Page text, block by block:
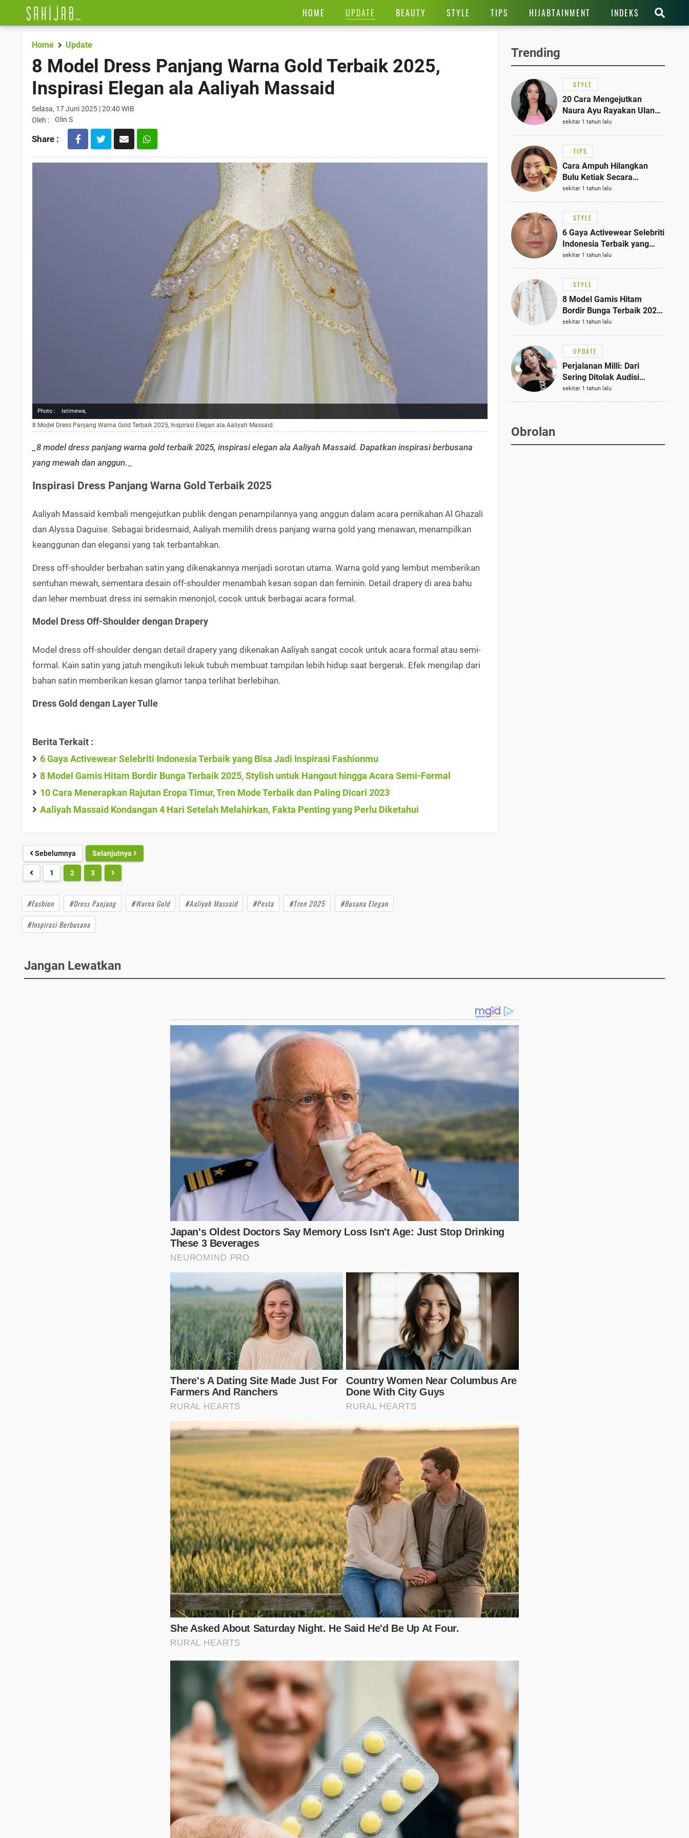
HOME UPDATE BEAUTY STYLE TIPS HIJABTAINMENT INDEKS
Home Update
8 Model Dress Panjang Warna Gold Terbaik 2025,
Inspirasi Elegan ala Aaliyah Massaid
Selasa, 17 Juni 2025 | 20:40 WIB
Oleh :
Olin S
Share :
Photo : Istimewa,
8 Model Dress Panjang Warna Gold Terbaik 2025, Inspirasi Elegan ala Aaliyah Massaid
_8 model dress panjang warna gold terbaik 2025, inspirasi elegan ala Aaliyah Massaid. Dapatkan inspirasi berbusana
yang mewah dan anggun.
Inspirasi Dress Panjang Warna Gold Terbaik 2025
Aaliyah Massaid kembali mengejutkan publik dengan penampilannya yang anggun dalam acara pernikahan Al Ghazali
dan Alyssa Daguise. Sebagai bridesmaid, Aaliyah memilih dress panjang warna gold yang menawan, menampilkan
keanggunan dan elegansi yang tak terbantahkan.
Dress off-shoulder berbahan satin yang dikenakannya menjadi sorotan utama. Warna gold yang lembut memberikan
sentuhan mewah, sementara desain off-shoulder menambah kesan sopan dan feminin. Detail drapery di area bahu
dan leher membuat dress ini semakin menonjol, cocok untuk berbagai acara formal.
Model Dress Off-Shoulder dengan Drapery
Model dress off-shoulder dengan detail drapery yang dikenakan Aaliyah sangat cocok untuk acara formal atau semi-
formal. Kain satin yang jatuh mengikuti lekuk tubuh membuat tampilan lebih hidup saat bergerak. Efek mengilap dari
bahan satin memberikan kesan glamor tanpa terlihat berlebihan.
Dress Gold dengan Layer Tulle
Berita Terkait :
6 Gaya Activewear Selebriti Indonesia Terbaik yang Bisa Jadi Inspirasi Fashionmu
8 Model Gamis Hitam Bordir Bunga Terbaik 2025, Stylish untuk Hangout hingga Acara Semi-Formal
10 Cara Menerapkan Rajutan Eropa Timur, Tren Mode Terbaik dan Paling Dicari 2023
Aaliyah Massaid Kondangan 4 Hari Setelah Melahirkan, Fakta Penting yang Perlu Diketahui
Sebelumnya Selanjutnya
1 2 3
#Fashion #Dress Panjang #Warna Gold #Aaliyah Massaid #Pesta #Tren 2025
#Busana Elegan
#Inspirasi Berbusana
Trending
STYLE
20 Cara Mengejutkan
Naura Ayu Rayakan Ulang
Tahun di Panti Asuhan,
Terlihat Anggun dengan
Kaftan Cokelat
sekitar 1 tahun lalu
TIPS
Cara Ampuh Hilangkan
Bulu Ketiak Secara
Permanen dalam 5
Langkah Sederhana
sekitar 1 tahun lalu
STYLE
6 Gaya Activewear Selebriti
Indonesia Terbaik yang
Bisa Jadi Inspirasi
Fashionmu
sekitar 1 tahun lalu
STYLE
8 Model Gamis Hitam
Bordir Bunga Terbaik 2025,
Stylish untuk Hangout
hingga Acara Semi-Formal
sekitar 1 tahun lalu
UPDATE
Perjalanan Milli: Dari
Sering Ditolak Audisi
hingga Menjadi Rapper Top
10 Thailand
sekitar 1 tahun lalu
Obrolan
Jangan Lewatkan